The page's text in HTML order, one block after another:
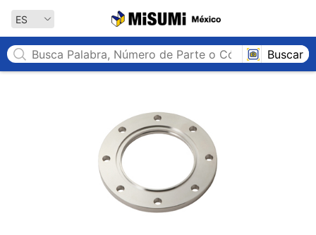
ES
Buscar